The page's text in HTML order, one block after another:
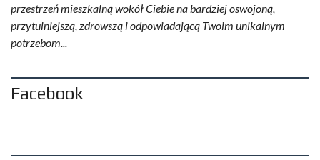
przestrzeń mieszkalną wokół Ciebie na bardziej oswojoną,
przytulniejszą, zdrowszą i odpowiadającą Twoim unikalnym
potrzebom...
Facebook